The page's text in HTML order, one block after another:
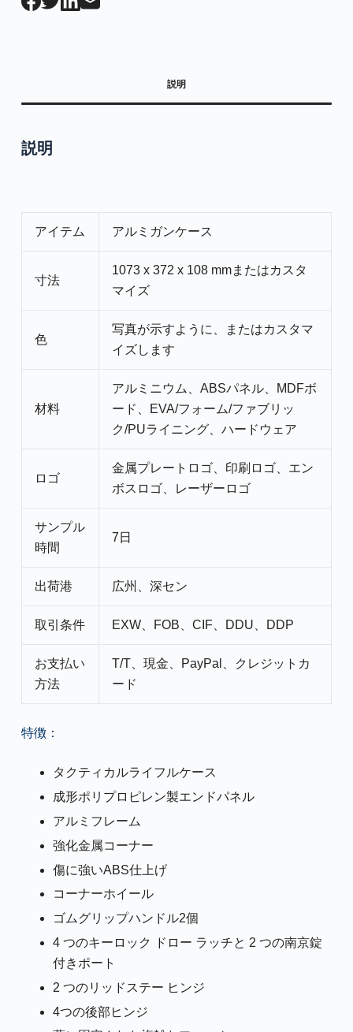
説明
説明
アイテム アルミガンケース
寸法
1073 x 372 x 108 mmまたはカスタ
マイズ
色
写真が示すように、またはカスタマ
イズします
材料
アルミニウム、ABSパネル、MDFボ
ード、EVA/フォーム/ファブリッ
ク/PUライニング、ハードウェア
ロゴ
金属プレートロゴ、印刷ロゴ、エン
ボスロゴ、レーザーロゴ
サンプル
時間
7日
出荷港 広州、深セン
取引条件 EXW、FOB、CIF、DDU、DDP
お支払い
方法
T/T、現金、PayPal、クレジットカ
ード
特徴：
タクティカルライフルケース
成形ポリプロピレン製エンドパネル
アルミフレーム
強化金属コーナー
傷に強いABS仕上げ
コーナーホイール
ゴムグリップハンドル2個
4 つのキーロック ドロー ラッチと 2 つの南京錠
付きポート
2 つのリッドステー ヒンジ
4つの後部ヒンジ